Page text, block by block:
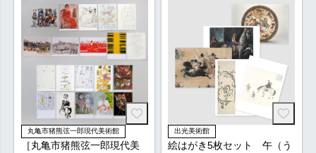
丸亀市猪熊弦一郎現代美術館
［丸亀市猪熊弦一郎現代美
出光美術館
絵はがき5枚セット 午（う